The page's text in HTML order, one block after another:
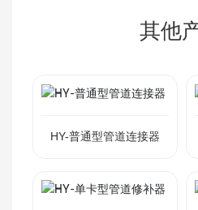
其他
HY-普通型管道连接器